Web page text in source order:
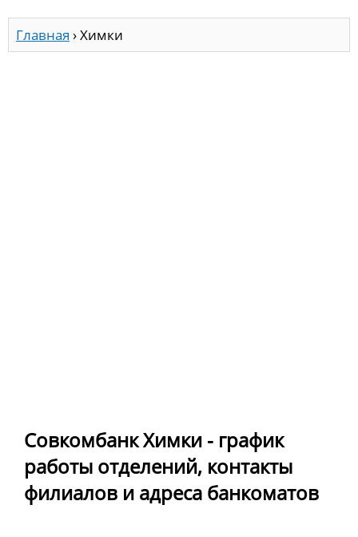
Главная ›Химки
Совкомбанк Химки - график
работы отделений, контакты
филиалов и адреса банкоматов